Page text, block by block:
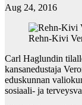
Aug 24, 2016
Rehn-Kivi
Carl Haglundin
kansanedustaja
eduskunnan
sosiaali- ja